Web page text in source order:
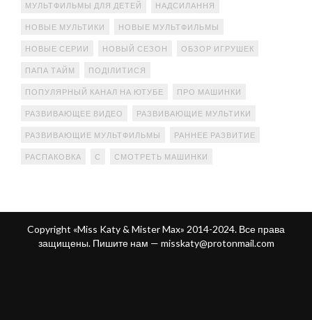
МУЛЬТФИЛЬМЫ ДЛЯ ДЕТЕЙ НАДСИЛАННЯ
НОВЫЕ МУЛЬТИКИ НОВЫЕ МУЛЬТФИЛЬМЫ
НОВЫЕ СЕРИИ НОВЫЙ СЕЗОН ОБЗОР ИГРУШЕК
ПАПА ТАЙМ ПОДІЛИТИСЯ
ПОПУЛЯРНЫЙ КАНАЛ НА ЮТУБЕ ПРО МАШИНКИ
РАЗВИВАЮЩЕЕ ВИДЕО РАЗВИВАЮЩИЕ МУЛЬТИКИ
РАЗВИВАЮЩИЕ МУЛЬТФИЛЬМЫ РАННЕЕ РАЗВИТИЕ
РАСПАКОВКА С СМОТРЕТЬ МАШИНКИ
Copyright «Miss Katy & Mister Max» 2014-2024. Все права
защищены. Пишите нам — misskaty@protonmail.com